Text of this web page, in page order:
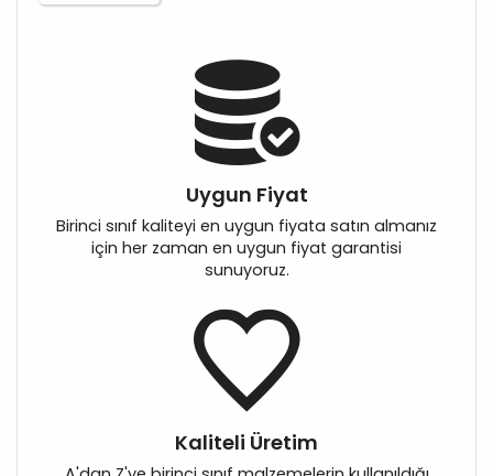
Uygun Fiyat
Birinci sınıf kaliteyi en uygun fiyata satın almanız
için her zaman en uygun fiyat garantisi
sunuyoruz.
Kaliteli Üretim